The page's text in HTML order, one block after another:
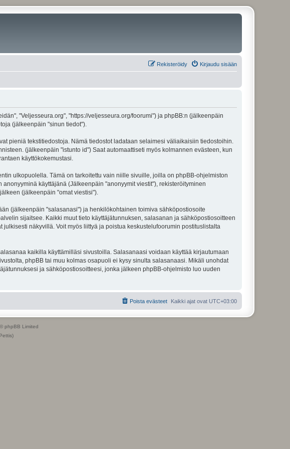
Kirjaudu sisään
Rekisteröidy
"Veljesseura.org", "https://veljesseura.org/foorumi") ja phpBB:n (jälkeenpäin
(jälkeenpäin "sinun tiedot").
pieniä tekstitiedostoja. Nämä tiedostot ladataan selaimesi väliaikaisiin tiedostoihin.
(jälkeenpäin "istunto id") Saat automaattiseti myös kolmannen evästeen, kun
käyttökokemustasi.
ulkopuolella. Tämä on tarkoitettu vain niille sivuille, joilla on phpBB-ohjelmiston
käyttäjänä (Jälkeenpäin "anonyymit viestit"), rekisteröityminen
(jälkeenpäin "omat viestisi").
(jälkeenpäin "salasanasi") ja henkilökohtainen toimiva sähköpostiosoite
sijaitsee. Kaikki muut tieto käyttäjätunnuksen, salasanan ja sähköpostiosoitteen
näkyvillä. Voit myös liittyä ja poistua keskustelufoorumin postituslistalta
kaikilla käyttämilläsi sivustoilla. Salasanaasi voidaan käyttää kirjautumaan
phpBB tai muu kolmas osapuoli ei kysy sinulta salasanaasi. Mikäli unohdat
ja sähköpostiosoitteesi, jonka jälkeen phpBB-ohjelmisto luo uuden
Kaikki ajat ovat UTC+03:00
Poista evästeet
phpBB Limited